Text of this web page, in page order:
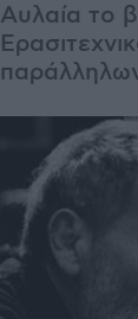
Αυλαία το